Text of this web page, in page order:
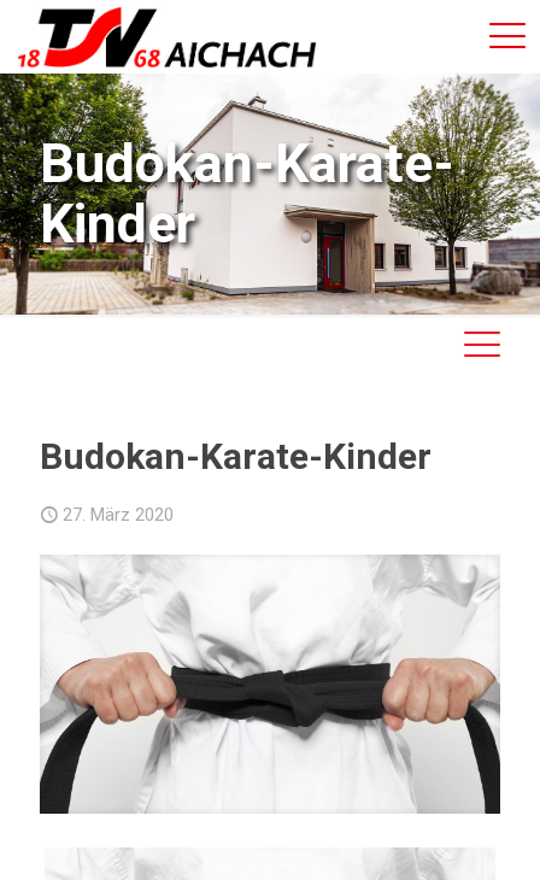
Budokan-Karate-
Kinder
Budokan-Karate-Kinder
27. März 2020